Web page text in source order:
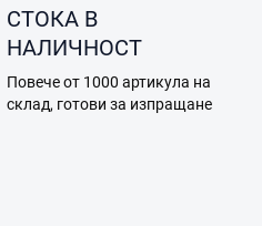
СТОКА В
НАЛИЧНОСТ
Повече от 1000 артикула на
склад, готови за изпращане